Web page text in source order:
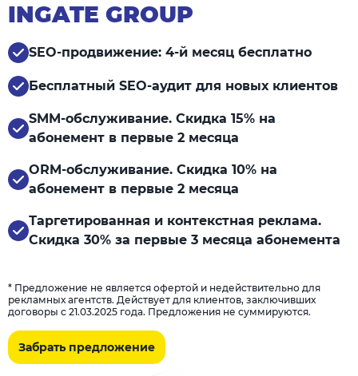
INGATE GROUP
SEO-продвижение: 4-й месяц бесплатно
Бесплатный SEO-аудит для новых клиентов
SMM-обслуживание. Скидка 15% на
абонемент в первые 2 месяца
ORM-обслуживание. Скидка 10% на
абонемент в первые 2 месяца
Таргетированная и контекстная реклама.
Скидка 30% за первые 3 месяца абонемента
* Предложение не является офертой и недействительно для
рекламных агентств. Действует для клиентов, заключивших
договоры с 21.03.2025 года. Предложения не суммируются.
Забрать предложение